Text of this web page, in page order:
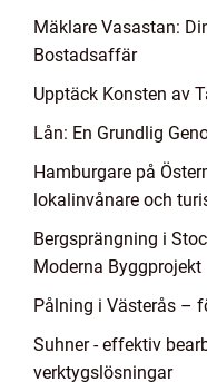
Mäklare Vasastan:
Bostadsaffär
Upptäck Konsten av
Lån: En Grundlig
Hamburgare på
lokalinvånare och
Bergsprängning i
Moderna Byggprojekt
Pålning i Västerås –
Suhner - effektiv
verktygslösningar